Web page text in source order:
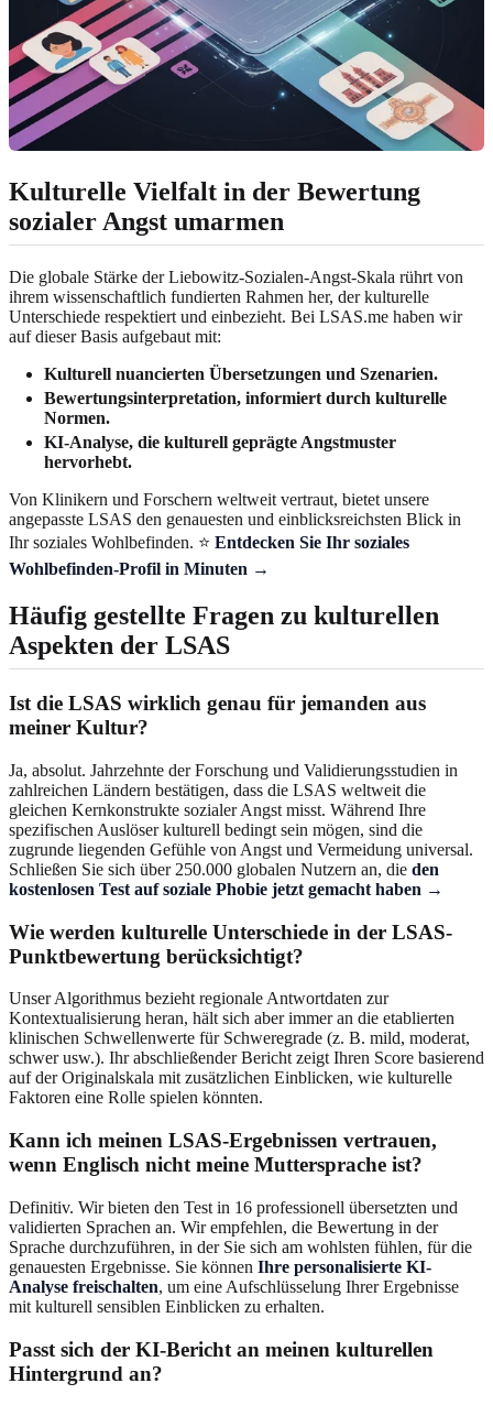
Kulturelle Vielfalt in der Bewertung
sozialer Angst umarmen
Die globale Stärke der Liebowitz-Sozialen-Angst-Skala rührt von
ihrem wissenschaftlich fundierten Rahmen her, der kulturelle
Unterschiede respektiert und einbezieht. Bei LSAS.me haben wir
auf dieser Basis aufgebaut mit:
Kulturell nuancierten Übersetzungen und Szenarien.
Bewertungsinterpretation, informiert durch kulturelle
Normen.
KI-Analyse, die kulturell geprägte Angstmuster
hervorhebt.
Von Klinikern und Forschern weltweit vertraut, bietet unsere
angepasste LSAS den genauesten und einblicksreichsten Blick in
Ihr soziales Wohlbefinden. ⭐ Entdecken Sie Ihr soziales
Wohlbefinden-Profil in Minuten →
Häufig gestellte Fragen zu kulturellen
Aspekten der LSAS
Ist die LSAS wirklich genau für jemanden aus
meiner Kultur?
Ja, absolut. Jahrzehnte der Forschung und Validierungsstudien in
zahlreichen Ländern bestätigen, dass die LSAS weltweit die
gleichen Kernkonstrukte sozialer Angst misst. Während Ihre
spezifischen Auslöser kulturell bedingt sein mögen, sind die
zugrunde liegenden Gefühle von Angst und Vermeidung universal.
Schließen Sie sich über 250.000 globalen Nutzern an, die den
kostenlosen Test auf soziale Phobie jetzt gemacht haben →
Wie werden kulturelle Unterschiede in der LSAS-
Punktbewertung berücksichtigt?
Unser Algorithmus bezieht regionale Antwortdaten zur
Kontextualisierung heran, hält sich aber immer an die etablierten
klinischen Schwellenwerte für Schweregrade (z. B. mild, moderat,
schwer usw.). Ihr abschließender Bericht zeigt Ihren Score basierend
auf der Originalskala mit zusätzlichen Einblicken, wie kulturelle
Faktoren eine Rolle spielen könnten.
Kann ich meinen LSAS-Ergebnissen vertrauen,
wenn Englisch nicht meine Muttersprache ist?
Definitiv. Wir bieten den Test in 16 professionell übersetzten und
validierten Sprachen an. Wir empfehlen, die Bewertung in der
Sprache durchzuführen, in der Sie sich am wohlsten fühlen, für die
genauesten Ergebnisse. Sie können Ihre personalisierte KI-
Analyse freischalten, um eine Aufschlüsselung Ihrer Ergebnisse
mit kulturell sensiblen Einblicken zu erhalten.
Passt sich der KI-Bericht an meinen kulturellen
Hintergrund an?